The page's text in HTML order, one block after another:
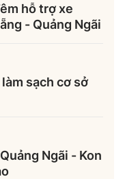
hỗ trợ xe
- Quảng Ngãi
sạch cơ sở
Ngãi - Kon